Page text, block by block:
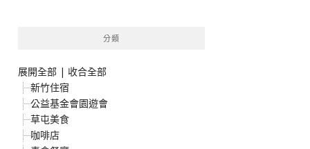
分類
展開全部 | 收合全部
新竹住宿
公益基金會園遊會
草屯美食
咖啡店